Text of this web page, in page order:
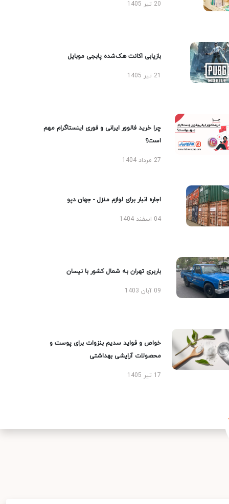
20 تیر 1405
بازیابی اکانت هک‌شده پابجی موبایل
چرا خرید فالوور ایرانی و فوری اینستاگرام مهم
است؟
27 مرداد 1404
اجاره انبار برای لوازم منزل - جهان دپو
04 اسفند 1404
باربری تهران به شمال کشور با نیسان
09 آبان 1403
خواص و فواید سدیم بنزوات برای پوست و
محصولات آرایشی بهداشتی
17 تیر 1405